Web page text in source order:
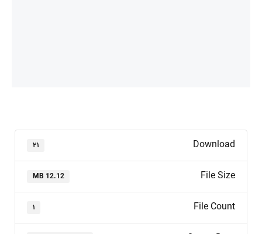
Download ۲۱
File Size
12.12 MB
File Count ۱